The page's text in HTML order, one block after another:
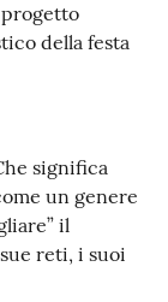
progetto
della festa
significa
un genere
il
reti, i suoi